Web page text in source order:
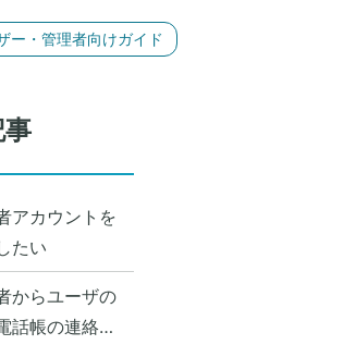
ー・管理者向けガイド
アカウントを
たい
からユーザの
話帳の連絡先